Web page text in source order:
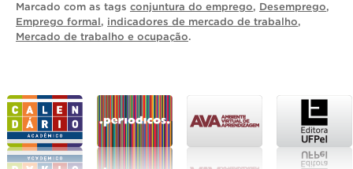
Marcado com as tags conjuntura do emprego, Desemprego,
Emprego formal, indicadores de mercado de trabalho,
Mercado de trabalho e ocupação.